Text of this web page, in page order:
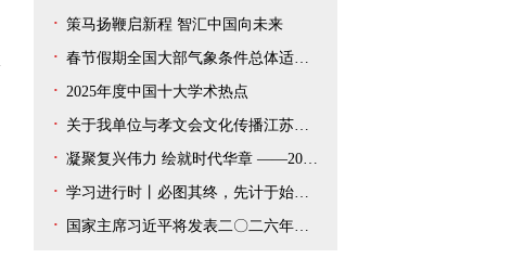
策马扬鞭启新程 智汇中国向未来
春节假期全国大部气象条件总体适宜出游
2025年度中国十大学术热点
关于我单位与孝文会文化传播江苏有限公司解除合作协议的声明
凝聚复兴伟力 绘就时代华章 ——2025年宣传思想文化事业开创新局面
学习进行时丨必图其终，先计于始——总书记新年贺词给我们以深刻启迪
国家主席习近平将发表二〇二六年新年贺词